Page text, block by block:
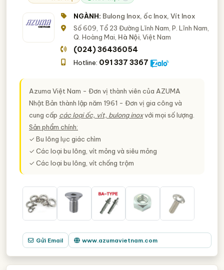
NGÀNH: Bulong Inox, ốc Inox, Vít Inox
Số 609, Tổ 23 Đường Lĩnh Nam, P. Lĩnh Nam,
Q. Hoàng Mai, Hà Nội , Việt Nam
(024) 36436054
Hotline: 091 337 3367
Azuma Việt Nam - Đơn vị thành viên của AZUMA
Nhật Bản thành lập năm 1961 - Đơn vị gia công và
cung cấp các loại ốc, vít, bulong inoxvới mọi số lượng.
Sản phẩm chính:
✓ Bu lông lục giác chìm
✓ Các loại bu lông, vít mỏng và siêu mỏng
✓ Các loại bu lông, vít chống trộm
Gửi Email www.azumavietnam.com